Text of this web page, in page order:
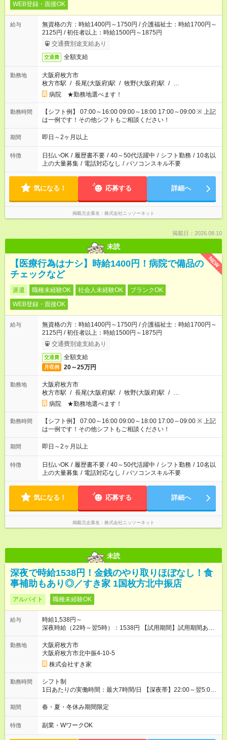
WEB登録・面接OK
給与
無資格の方：時給1400円～1750円 / 介護福祉士：時給1700円～
2125円 / 初任者以上：時給1500円～1875円
交通費別途支給あり
交通費 全額支給
勤務地
大阪府枚方市
枚方市駅 / 長尾(大阪府)駅 / 牧野(大阪府)駅 / …
病院 ★勤務地選べます！
勤務時間
【シフト例】 07:00～16:00 09:00～18:00 17:00～09:00 ※ 上記
は一例です！その他シフトもご相談ください！
期間 即日～2ヶ月以上
特徴 日払いOK / 履歴書不要 / 40～50代活躍中 / シフト勤務 / 10名以
上の大量募集 / 電話対応なし / パソコンスキル不要
気になる！ 応募する 詳細へ
掲載元企業名 株式会社ニッソーネット
掲載日：2026.08.10
未読
NEW
【医療行為はナシ】時給1400円！病院で備品の
チェックなど
派遣 職種未経験OK 社会人未経験OK
ブランクOK
WEB登録・面接OK
給与
無資格の方：時給1400円～1750円 / 介護福祉士：時給1700円～
2125円 / 初任者以上：時給1500円～1875円
交通費別途支給あり
交通費 全額支給
月収例 20～25万円
勤務地
大阪府枚方市
枚方市駅 / 長尾(大阪府)駅 / 牧野(大阪府)駅 / …
病院 ★勤務地選べます！
勤務時間
【シフト例】 07:00～16:00 09:00～18:00 17:00～09:00 ※ 上記
は一例です！その他シフトもご相談ください！
期間 即日～2ヶ月以上
特徴 日払いOK / 履歴書不要 / 40～50代活躍中 / シフト勤務 / 10名以
上の大量募集 / 電話対応なし / パソコンスキル不要
気になる！ 応募する 詳細へ
掲載元企業名 株式会社ニッソーネット
未読
深夜で時給1538円！金銭のやり取りほぼなし！食
事補助もあり◎／すき家 1国枚方北中振店
アルバイト 職種未経験OK
給与
時給1,538円～
深夜時給（22時～翌5時）：1538円 【試用期間】試用期間あり
試用期間の長さ：1ヶ月 雇用形態、給与は本採用時と同じです。
試用期間の実態は30日（※条件変更なし）ですが、切り上げで
一ヶ月とさせていただきます。 研修制度あり：15時間(研修中も
同時給）
勤務地
大阪府枚方市
大阪府枚方市北中振4-10-5
株式会社すき家
勤務時間
シフト制
1日あたりの実働時間：最大7時間/日 【深夜帯】22:00～翌5:00
週2日～・1日2h～OK◎ ※22:00から翌5:00までは18歳以上の方
のみ勤務可能です（18歳未満の深夜業務禁止のため） ★深夜で
す。 必ず、2名以上での勤務を行いますので、安心して働けま
す。
期間 春・夏・冬休み期間限定
特徴 副業・WワークOK